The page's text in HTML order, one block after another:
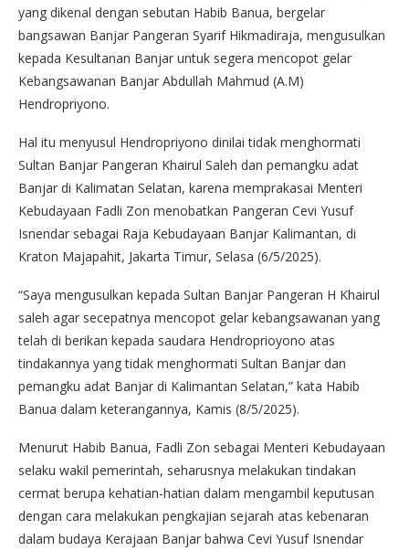
yang dikenal dengan sebutan Habib Banua, bergelar
bangsawan Banjar Pangeran Syarif Hikmadiraja, mengusulkan
kepada Kesultanan Banjar untuk segera mencopot gelar
Kebangsawanan Banjar Abdullah Mahmud (A.M)
Hendropriyono.
Hal itu menyusul Hendropriyono dinilai tidak menghormati
Sultan Banjar Pangeran Khairul Saleh dan pemangku adat
Banjar di Kalimatan Selatan, karena memprakasai Menteri
Kebudayaan Fadli Zon menobatkan Pangeran Cevi Yusuf
Isnendar sebagai Raja Kebudayaan Banjar Kalimantan, di
Kraton Majapahit, Jakarta Timur, Selasa (6/5/2025).
“Saya mengusulkan kepada Sultan Banjar Pangeran H Khairul
saleh agar secepatnya mencopot gelar kebangsawanan yang
telah di berikan kepada saudara Hendroprioyono atas
tindakannya yang tidak menghormati Sultan Banjar dan
pemangku adat Banjar di Kalimantan Selatan,” kata Habib
Banua dalam keterangannya, Kamis (8/5/2025).
Menurut Habib Banua, Fadli Zon sebagai Menteri Kebudayaan
selaku wakil pemerintah, seharusnya melakukan tindakan
cermat berupa kehatian-hatian dalam mengambil keputusan
dengan cara melakukan pengkajian sejarah atas kebenaran
dalam budaya Kerajaan Banjar bahwa Cevi Yusuf Isnendar